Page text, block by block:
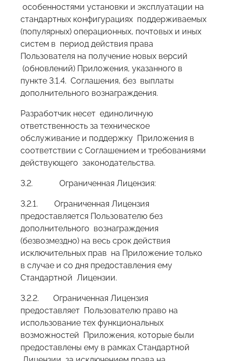
особенностями установки и эксплуатации на
стандартных конфигурациях поддерживаемых
(популярных) операционных, почтовых и иных
систем в период действия права
Пользователя на получение новых версий
(обновлений) Приложения, указанного в
пункте 3.1.4. Соглашения, без выплаты
дополнительного вознаграждения.
Разработчик несет единоличную
ответственность за техническое
обслуживание и поддержку Приложения в
соответствии с Соглашением и требованиями
действующего законодательства.
3.2. Ограниченная Лицензия:
3.2.1. Ограниченная Лицензия
предоставляется Пользователю без
дополнительного вознаграждения
(безвозмездно) на весь срок действия
исключительных прав на Приложение только
в случае и со дня предоставления ему
Стандартной Лицензии.
3.2.2. Ограниченная Лицензия
предоставляет Пользователю право на
использование тех функциональных
возможностей Приложения, которые были
предоставлены ему в рамках Стандартной